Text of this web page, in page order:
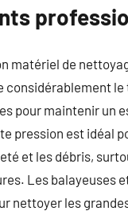
matériel de
considérablement le
pour maintenir un
pression est idéal
et les débris,
Les balayeuses
nettoyer les